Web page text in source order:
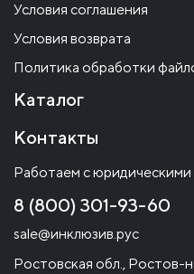
Условия соглашения
Условия возврата
Политика обработки
Каталог
Контакты
Работаем с
8 (800) 301-93-60
sale@инклюзив.рус
Ростовская обл., Ростов-